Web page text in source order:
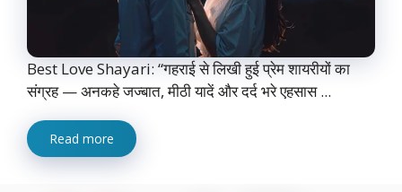
Best Love Shayari: “गहराई से लिखी हुई प्रेम शायरीयों का
संग्रह — अनकहे जज्बात, मीठी यादें और दर्द भरे एहसास ...
Read more